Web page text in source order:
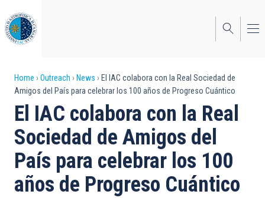
to
main
content
Breadcrumb
Home Outreach News
El IAC colabora con la Real Sociedad de
Amigos del País para celebrar los 100 años de Progreso Cuántico
El IAC colabora con la Real
Sociedad de Amigos del
País para celebrar los 100
años de Progreso Cuántico